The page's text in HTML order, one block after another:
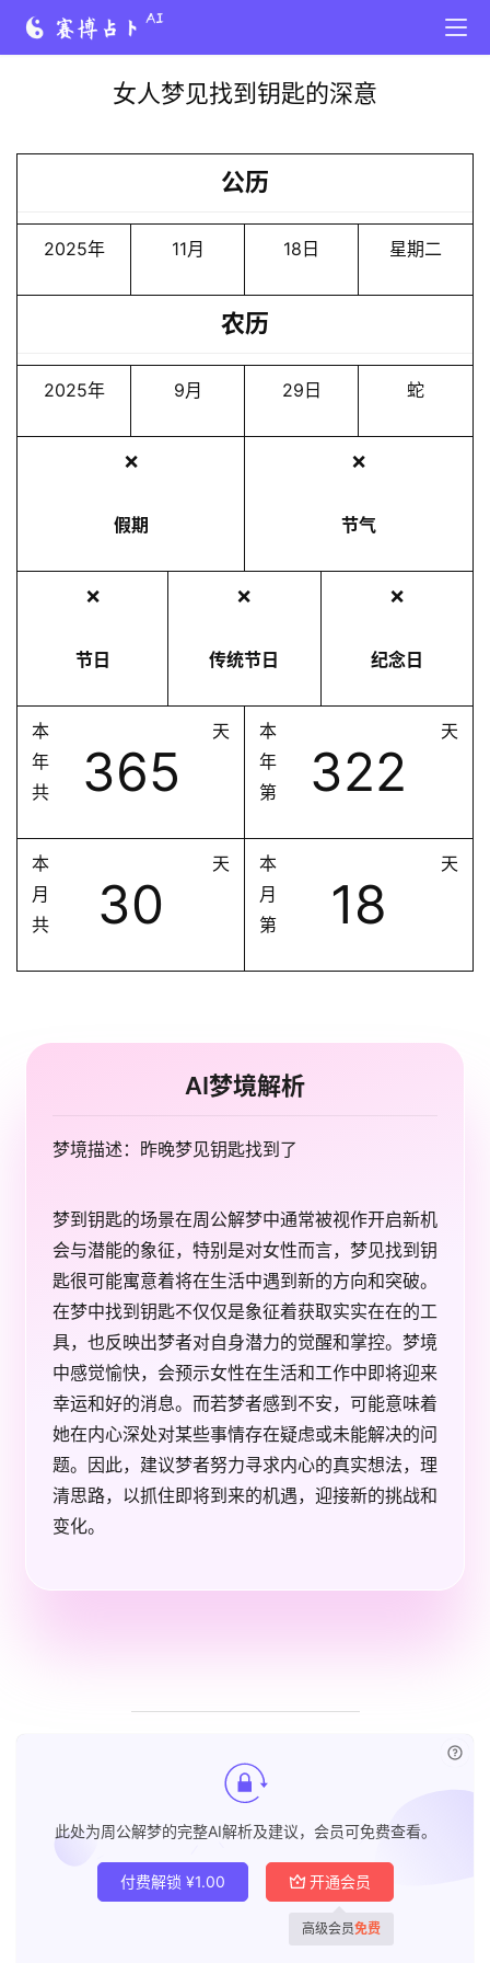
女人梦见找到钥匙的深意
公历
2025年 11月 18日 星期二
农历
2025年 9月 29日 蛇
❌
假期
❌
节气
❌
节日
❌
传统节日
❌
纪念日
本
年
共
365
天
本
年
第
322
天
本
月
共
30
天
本
月
第
18
天
AI梦境解析
梦境描述：昨晚梦见钥匙找到了
梦到钥匙的场景在周公解梦中通常被视作开启新机
会与潜能的象征，特别是对女性而言，梦见找到钥
匙很可能寓意着将在生活中遇到新的方向和突破。
在梦中找到钥匙不仅仅是象征着获取实实在在的工
具，也反映出梦者对自身潜力的觉醒和掌控。梦境
中感觉愉快，会预示女性在生活和工作中即将迎来
幸运和好的消息。而若梦者感到不安，可能意味着
她在内心深处对某些事情存在疑虑或未能解决的问
题。因此，建议梦者努力寻求内心的真实想法，理
清思路，以抓住即将到来的机遇，迎接新的挑战和
变化。
此处为周公解梦的完整AI解析及建议，会员可免费查看。
付费解锁 ¥1.00 开通会员
高级会员免费